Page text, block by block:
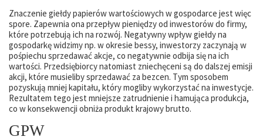
Znaczenie giełdy papierów wartościowych w gospodarce jest więc
spore. Zapewnia ona przepływ pieniędzy od inwestorów do firmy,
które potrzebują ich na rozwój. Negatywny wpływ giełdy na
gospodarkę widzimy np. w okresie bessy, inwestorzy zaczynają w
pośpiechu sprzedawać akcje, co negatywnie odbija się na ich
wartości. Przedsiębiorcy natomiast zniechęceni są do dalszej emisji
akcji, które musieliby sprzedawać za bezcen. Tym sposobem
pozyskują mniej kapitału, który mogliby wykorzystać na inwestycje.
Rezultatem tego jest mniejsze zatrudnienie i hamująca produkcja,
co w konsekwencji obniża produkt krajowy brutto.
GPW